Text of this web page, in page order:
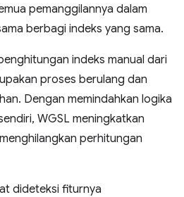
pemanggilannya dalam
berbagi indeks yang sama.
indeks manual dari
proses berulang dan
Dengan memindahkan logika
WGSL meningkatkan
perhitungan
dideteksi fiturnya